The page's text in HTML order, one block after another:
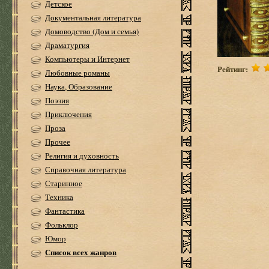
Детское
Документальная литература
Домоводство (Дом и семья)
Драматургия
Компьютеры и Интернет
Любовные романы
Наука, Образование
Поэзия
Приключения
Проза
Прочее
Религия и духовность
Справочная литература
Старинное
Техника
Фантастика
Фольклор
Юмор
Список всех жанров
Рейтинг: